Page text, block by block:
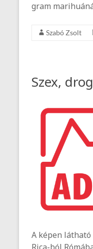
gram
Szabó Zsolt
Szex,
A képen